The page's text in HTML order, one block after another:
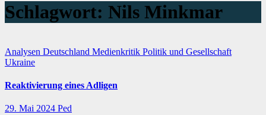
Schlagwort: Nils Minkmar
Analysen Deutschland Medienkritik Politik und Gesellschaft
Ukraine
Reaktivierung eines Adligen
29. Mai 2024 Ped